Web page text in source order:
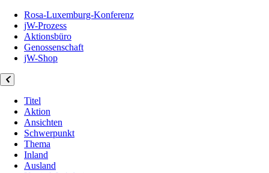
Rosa-Luxemburg-Konferenz
jW-Prozess
Aktionsbüro
Genossenschaft
jW-Shop
Titel
Aktion
Ansichten
Schwerpunkt
Thema
Inland
Ausland